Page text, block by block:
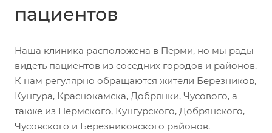
пациентов
Наша клиника расположена в Перми, но мы рады
видеть пациентов из соседних городов и районов.
К нам регулярно обращаются жители Березников,
Кунгура, Краснокамска, Добрянки, Чусового, а
также из Пермского, Кунгурского, Добрянского,
Чусовского и Березниковского районов.